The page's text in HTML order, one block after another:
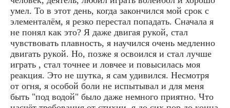
умел. То в этот день, когда закончился мой срок с
элементалём, я резко перестал попадать. Сначала я
не понял как это? Я даже двигая рукой, стал
чувствовать плавность, я научился очень медленно
двигать рукой. Но, позже я освоился и стал лучше
играть , стал точнее и ловчее и повысилась моя
реакция. Это не шутка, я сам удивился. Несмотря
от огня, я особой боли не испытывал и для меня
быть "под водой" было даже немного приятно. Что